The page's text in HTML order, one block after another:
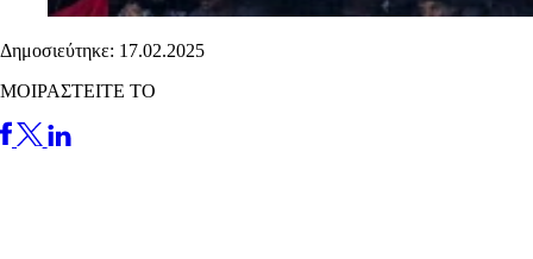
Δημοσιεύτηκε: 17.02.2025
ΜΟΙΡΑΣΤΕΙΤΕ ΤΟ